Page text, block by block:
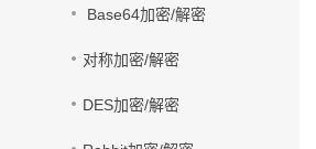
Base64加密/解密
对称加密/解密
DES加密/解密